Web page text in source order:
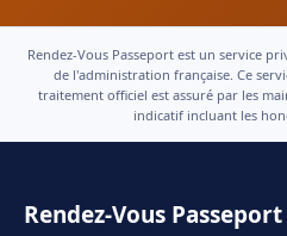
Rendez-Vous Passeport est un service
de l'administration française. Ce
traitement officiel est assuré par les
indicatif incluant les
Rendez-Vous Passeport